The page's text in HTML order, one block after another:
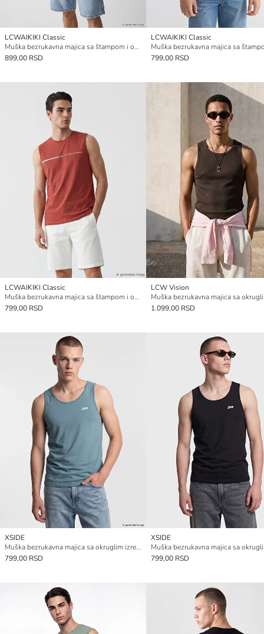
LCWAIKIKI Classic
Muška bezrukavna majica sa štampom i okruglim izrezom
899,00 RSD
LCWAIKIKI Classic
799,00 RSD
LCWAIKIKI Classic
Muška bezrukavna majica sa štampom i okruglim izrezom
799,00 RSD
LCW Vision
1.099,00 RSD
XSIDE
Muška bezrukavna majica sa okruglim izrezom i vezenim šavovima
799,00 RSD
XSIDE
799,00 RSD